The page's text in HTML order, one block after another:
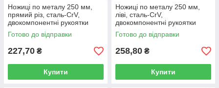
Ножиці по металу 250 мм,
прямий різ, сталь-CrV,
двокомпонентні рукоятки
Sigma (4331331)
Готово до відправки
227,70 ₴
Купити
Ножиці по металу 250 мм,
ліві, сталь-CrV,
двокомпонентні рукоятки
Sigma (4331211)
Готово до відправки
258,80 ₴
Купити